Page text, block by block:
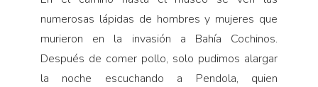
numerosas lápidas de hombres y mujeres que
murieron en la invasión a Bahía Cochinos.
Después de comer pollo, solo pudimos alargar
la noche escuchando a Pendola, quien